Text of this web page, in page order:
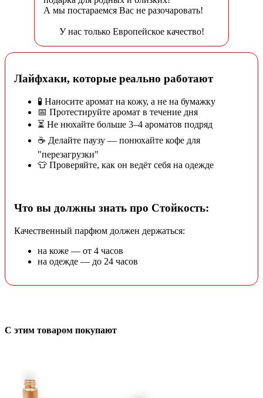
А мы постараемся Вас не разочаровать!
У нас только Европейское качество!
Лайфхаки, которые реально работают
🧪 Наносите аромат на кожу, а не на бумажку
📅 Протестируйте аромат в течение дня
⏳ Не нюхайте больше 3–4 ароматов подряд
☕ Делайте паузу — понюхайте кофе для
"перезагрузки"
👕 Проверяйте, как он ведёт себя на одежде
Что вы должны знать про Стойкость:
Качественный парфюм должен держаться:
на коже — от 4 часов
на одежде — до 24 часов
С этим товаром покупают